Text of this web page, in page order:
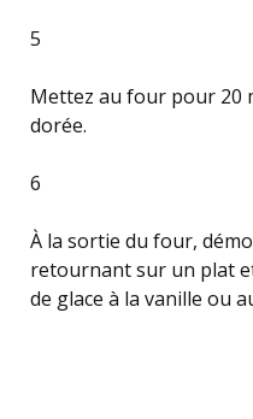
5
Mettez au four pour 20
dorée.
6
À la sortie du four,
retournant sur un plat
de glace à la vanille ou